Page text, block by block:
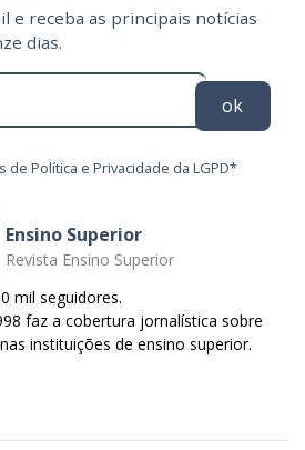
e receba as principais notícias
dias.
ok
de Política e Privacidade da LGPD*
Ensino Superior
Revista Ensino Superior
mil seguidores.
faz a cobertura jornalística sobre
instituições de ensino superior.